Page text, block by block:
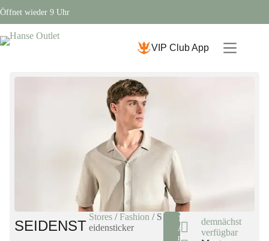
Öffnet wieder 9 Uhr
VIP Club App
SEIDENST
Stores /Fashion / S
eidensticker
1
A
n
demnächst
verfügbar